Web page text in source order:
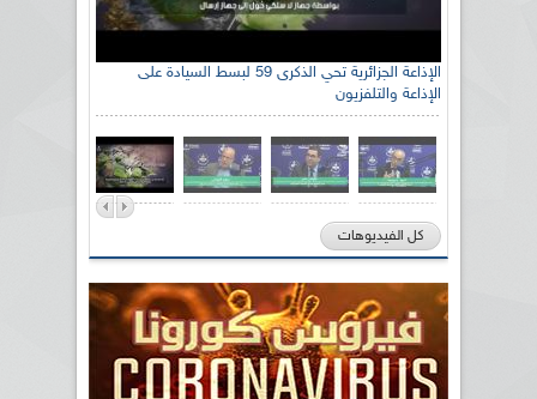
الإذاعة الجزائرية تحي الذكرى 59 لبسط السيادة على
الإذاعة والتلفزيون
كل الفيديوهات